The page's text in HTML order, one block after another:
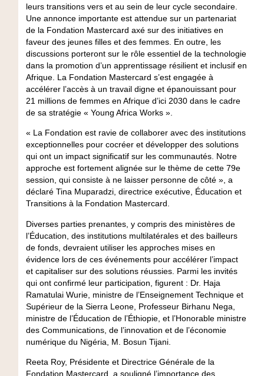
leurs transitions vers et au sein de leur cycle secondaire.
Une annonce importante est attendue sur un partenariat
de la Fondation Mastercard axé sur des initiatives en
faveur des jeunes filles et des femmes. En outre, les
discussions porteront sur le rôle essentiel de la technologie
dans la promotion d’un apprentissage résilient et inclusif en
Afrique. La Fondation Mastercard s’est engagée à
accélérer l’accès à un travail digne et épanouissant pour
21 millions de femmes en Afrique d’ici 2030 dans le cadre
de sa stratégie « Young Africa Works ».
« La Fondation est ravie de collaborer avec des institutions
exceptionnelles pour cocréer et développer des solutions
qui ont un impact significatif sur les communautés. Notre
approche est fortement alignée sur le thème de cette 79e
session, qui consiste à ne laisser personne de côté », a
déclaré Tina Muparadzi, directrice exécutive, Éducation et
Transitions à la Fondation Mastercard.
Diverses parties prenantes, y compris des ministères de
l’Éducation, des institutions multilatérales et des bailleurs
de fonds, devraient utiliser les approches mises en
évidence lors de ces événements pour accélérer l’impact
et capitaliser sur des solutions réussies. Parmi les invités
qui ont confirmé leur participation, figurent : Dr. Haja
Ramatulai Wurie, ministre de l’Enseignement Technique et
Supérieur de la Sierra Leone, Professeur Birhanu Nega,
ministre de l’Éducation de l’Éthiopie, et l’Honorable ministre
des Communications, de l’innovation et de l’économie
numérique du Nigéria, M. Bosun Tijani.
Reeta Roy, Présidente et Directrice Générale de la
Fondation Mastercard, a souligné l’importance des